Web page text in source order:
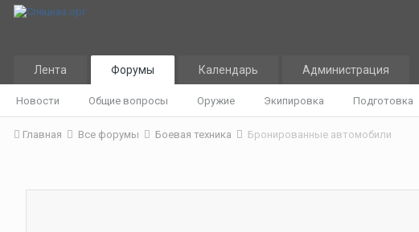
Лента Форумы
Новости Общие вопросы Оружие Экипировка Подготовка
Календарь Администрация
Главная Все форумы Боевая техника Бронированные автомобили